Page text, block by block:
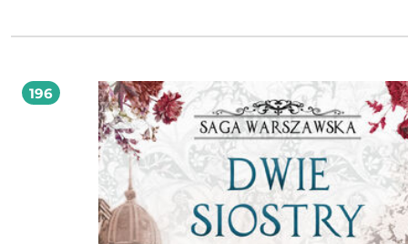
Nie wie, że w Emilce zakochuje się jego młody współpracownik, Stanisław
wrażenie i tylko lojalność wobec Iwona nie pozwala im na śmielszy krok.
nad Europą zbierają się czarne chmury. W Sarajewie zamordowano arcyksięcia
Ferdynanda, a w Krakowie Józef Piłsudski formuje Legiony. W tle zniszczenia
Warszawy, jakich dokonali w mieście wycofujący się Rosjanie, zaskoczenie i
jaką budziły w warszawiakach pierwsze bombardowania ze sterowców i
początki motoryzacji oraz powiększenie obszaru Warszawy dokonane po
Niemców do miasta, zmiany w wyglądzie ulic i w życiu jego mieszkańców pod
niemieckim panowaniem.
196